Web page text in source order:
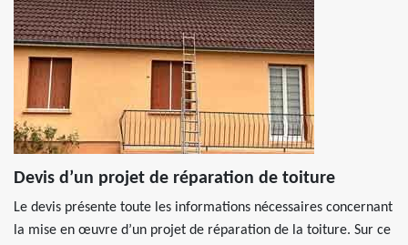
Devis d’un projet de réparation de toiture
Le devis présente toute les informations nécessaires concernant
la mise en œuvre d’un projet de réparation de la toiture. Sur ce